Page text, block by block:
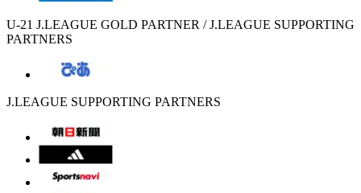
U-21 J.LEAGUE GOLD PARTNER / J.LEAGUE SUPPORTING
PARTNERS
J.LEAGUE SUPPORTING PARTNERS